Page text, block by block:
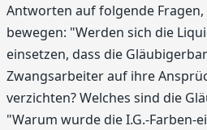
Antworten auf folgende
bewegen: "Werden sich die
einsetzen, dass die
Zwangsarbeiter auf ihre
verzichten? Welches sind die
"Warum wurde die I.G.-Farben-